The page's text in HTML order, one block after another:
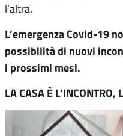
l’altra.
L’emergenza Covid-19
possibilità di nuovi
i prossimi mesi.
LA CASA È L’INCONTRO,